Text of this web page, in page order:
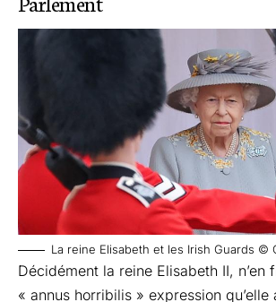
La reine Elisabeth et les Irish Guards ©
Décidément la reine Elisabeth II, n’en
« annus horribilis » expression qu’elle